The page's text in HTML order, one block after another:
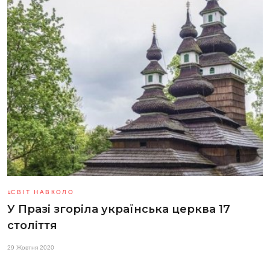
СВІТ НАВКОЛО
У Празі згоріла українська церква 17
століття
29 Жовтня 2020